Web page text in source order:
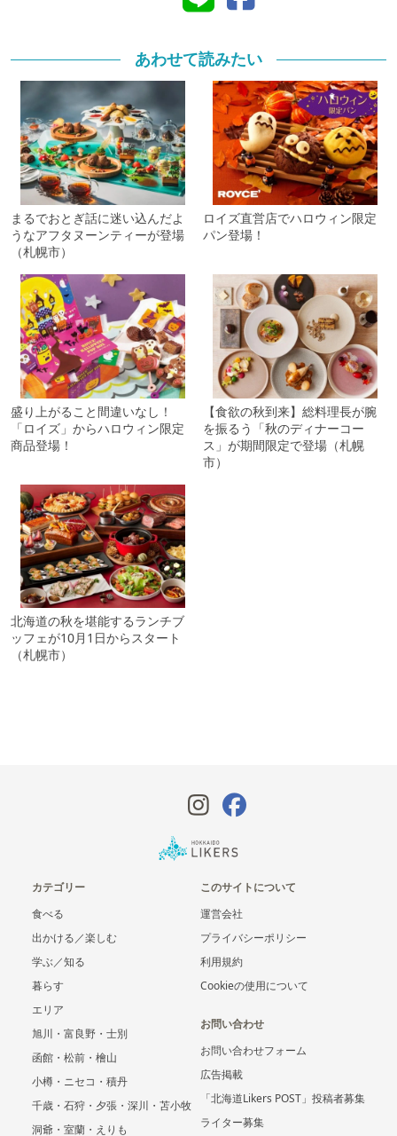
あわせて読みたい
まるでおとぎ話に迷い込んだよ
うなアフタヌーンティーが登場
（札幌市）
ロイズ直営店でハロウィン限定
パン登場！
盛り上がること間違いなし！
「ロイズ」からハロウィン限定
商品登場！
【食欲の秋到来】総料理長が腕
を振るう「秋のディナーコー
ス」が期間限定で登場（札幌
市）
北海道の秋を堪能するランチブ
ッフェが10月1日からスタート
（札幌市）
カテゴリー
食べる
出かける／楽しむ
学ぶ／知る
暮らす
エリア
旭川・富良野・士別
函館・松前・檜山
小樽・ニセコ・積丹
千歳・石狩・夕張・深川・苫小牧
洞爺・室蘭・えりも
このサイトについて
運営会社
プライバシーポリシー
利用規約
Cookieの使用について
お問い合わせ
お問い合わせフォーム
広告掲載
「北海道Likers POST」投稿者募集
ライター募集